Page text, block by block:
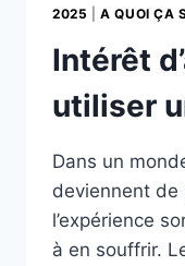
2025 |A QUOI ÇA
Intérêt
utiliser
Dans un
deviennent de
l’expérience
à en souffrir.